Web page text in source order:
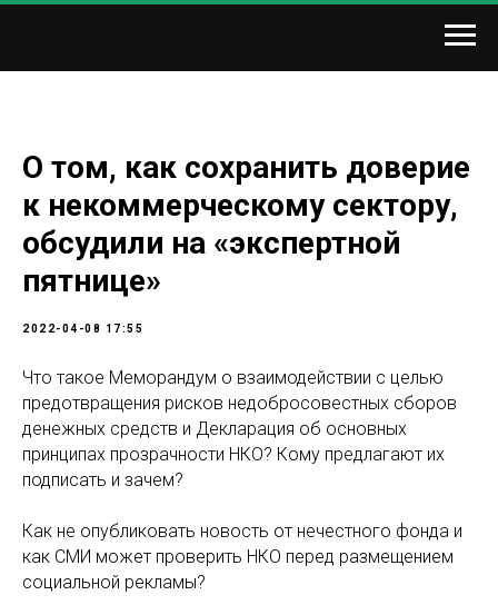
О том, как сохранить доверие
к некоммерческому сектору,
обсудили на «экспертной
пятнице»
2022-04-08 17:55
Что такое Меморандум о взаимодействии с целью
предотвращения рисков недобросовестных сборов
денежных средств и Декларация об основных
принципах прозрачности НКО? Кому предлагают их
подписать и зачем?
Как не опубликовать новость от нечестного фонда и
как СМИ может проверить НКО перед размещением
социальной рекламы?